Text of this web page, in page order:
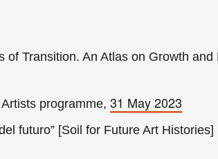
of Transition. An Atlas on Growth and
programme, 31 May 2023
futuro” [Soil for Future Art Histories]